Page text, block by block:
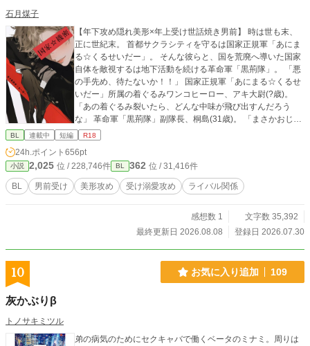
石月煤子
【年下攻め隠れ美形×年上受け世話焼き男前】 時は世も末、
正に世紀末。 首都サクラシティを守るは国家正規軍「あにま
る☆くるせいだー」。 そんな彼らと、国を荒廃へ導いた国家
自体を敵視するは地下活動を続ける革命軍「黒荊隊」。 「悪
の手先め、待たないか！！」 国家正規軍「あにまる☆くるせ
いだー」所属の着ぐるみワンコヒーロー、アキ大尉(?歳)。
「あの着ぐるみ裂いたら、どんな中味が飛び出すんだろう
な」 革命軍「黒荊隊」副隊長、桐島(31歳)。 「まさかおじょ
ーさんが中身だったとはな」 「……お嬢さん？ 僕は……お
わるのか？」 敵対関係にあるハズな二人のドタバタはちゃめ
ちゃ恋愛劇場。 ▲表紙はAI素材をお借りしています／あんク
ッッ🫸🫷様(pixiv:ID 27421583)▲ ---------------- 電子書籍とし
てコミカライズされた作品ですが、先方の電子コミック撤退
BL 連載中 短編 R18
24h.ポイント 656pt
小説 2,025 位 / 228,746件 BL 362 位 / 31,416件
BL 男前受け 美形攻め 受け溺愛攻め ライバル関係
感想数 1
文字数 35,392
最終更新日 2026.08.08
登録日 2026.07.30
10 お気に入り追加 109
灰かぶりβ
トノサキミツル
弟の病気のためにセクキャバで働くベータのミナミ。周りは